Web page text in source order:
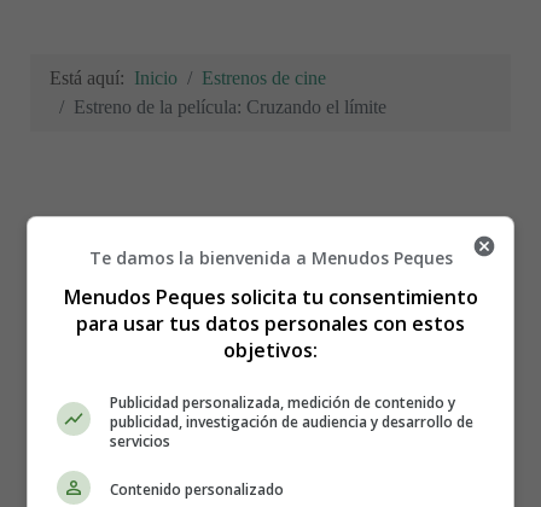
Está aquí: Inicio
Estrenos de cine
Estreno de la película: Cruzando el límite
Estreno de la película:
Cruzando el límite
Director/a: Xavi Giménez
Intérpretes:Adolfo Fernández, Fernando Guillén
Te damos la bienvenida a Menudos Peques
Menudos Peques solicita tu consentimiento
para usar tus datos personales con estos
objetivos:
Publicidad personalizada, medición de contenido y
publicidad, investigación de audiencia y desarrollo de
servicios
Contenido personalizado